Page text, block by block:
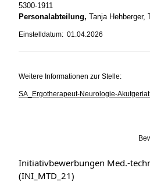
5300-1911
Personalabteilung, Tanja Hehberger,
Einstelldatum: 01.04.2026
Weitere Informationen zur Stelle:
SA_Ergotherapeut-Neurologie-
Initiativbewerbungen Med.-
(INI_MTD_21)